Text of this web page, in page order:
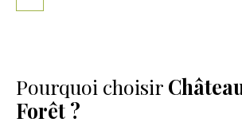
Pourquoi choisir
Forêt ?